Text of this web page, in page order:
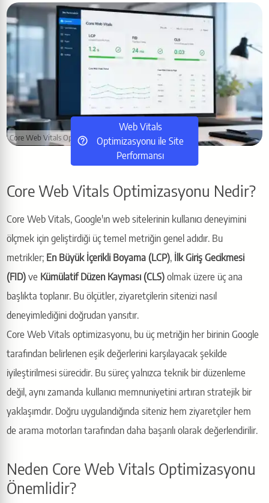
core web vitals web performansı kullanıcı deneyimi
Core Web Vitals Optimizasyonu
Web Vitals
Optimizasyonu ile Site
Performansı
Core Web Vitals Optimizasyonu Nedir?
Core Web Vitals, Google'ın web sitelerinin kullanıcı deneyimini
ölçmek için geliştirdiği üç temel metriğin genel adıdır. Bu
metrikler; En Büyük İçerikli Boyama (LCP), İlk Giriş Gecikmesi
(FID) ve Kümülatif Düzen Kayması (CLS) olmak üzere üç ana
başlıkta toplanır. Bu ölçütler, ziyaretçilerin sitenizi nasıl
deneyimlediğini doğrudan yansıtır.
Core Web Vitals optimizasyonu, bu üç metriğin her birinin Google
tarafından belirlenen eşik değerlerini karşılayacak şekilde
iyileştirilmesi sürecidir. Bu süreç yalnızca teknik bir düzenleme
değil, aynı zamanda kullanıcı memnuniyetini artıran stratejik bir
yaklaşımdır. Doğru uygulandığında siteniz hem ziyaretçiler hem
de arama motorları tarafından daha başarılı olarak değerlendirilir.
Neden Core Web Vitals Optimizasyonu
Önemlidir?